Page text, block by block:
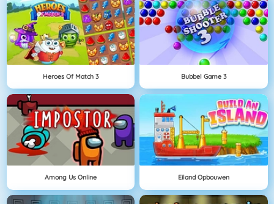
Heroes Of Match 3 Bubbel Game 3
Among Us Online Eiland Opbouwen